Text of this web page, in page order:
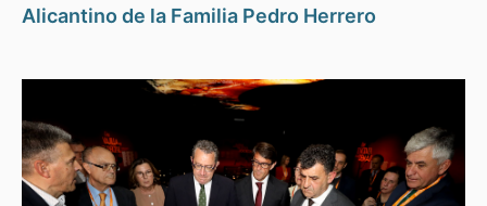
Alicantino de la Familia Pedro Herrero